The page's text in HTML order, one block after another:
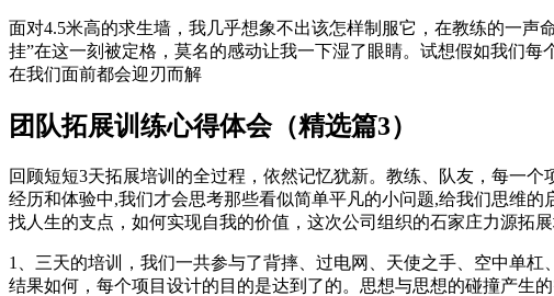
面对4.5米高的求生墙，我几乎想象不出该怎样制服它，在教练的一
挂”在这一刻被定格，莫名的感动让我一下湿了眼睛。试想假如我们
在我们面前都会迎刃而解
团队拓展训练心得体会（精选篇3）
回顾短短3天拓展培训的全过程，依然记忆犹新。教练、队友，每一
经历和体验中,我们才会思考那些看似简单平凡的小问题,给我们思维
找人生的支点，如何实现自我的价值，这次公司组织的石家庄力源拓
1、三天的培训，我们一共参与了背摔、过电网、天使之手、空中单
结果如何，每个项目设计的目的是达到了的。思想与思想的碰撞产生